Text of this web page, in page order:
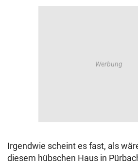
Irgendwie scheint es fast, als
diesem hübschen Haus in